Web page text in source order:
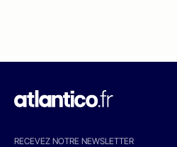
RECEVEZ NOTRE NEWSLETTER